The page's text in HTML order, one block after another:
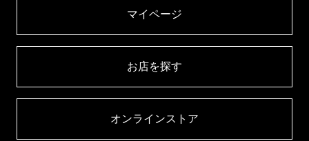
マイページ​
お店を探す​
オンラインストア​